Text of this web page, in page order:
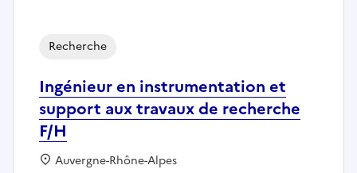
Ingénieur en instrumentation et
support aux travaux de recherche
F/H
Recherche
Localisation :
Auvergne-Rhône-Alpes